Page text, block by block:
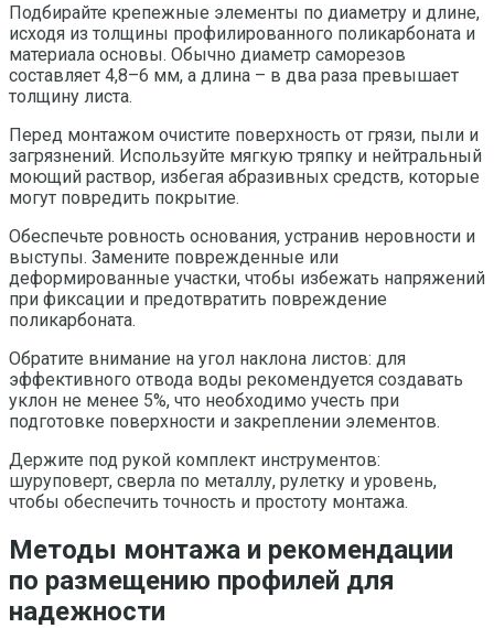
Подбирайте крепежные элементы по диаметру и длине,
исходя из толщины профилированного поликарбоната и
материала основы. Обычно диаметр саморезов
составляет 4,8–6 мм, а длина – в два раза превышает
толщину листа.
Перед монтажом очистите поверхность от грязи, пыли и
загрязнений. Используйте мягкую тряпку и нейтральный
моющий раствор, избегая абразивных средств, которые
могут повредить покрытие.
Обеспечьте ровность основания, устранив неровности и
выступы. Замените поврежденные или
деформированные участки, чтобы избежать напряжений
при фиксации и предотвратить повреждение
поликарбоната.
Обратите внимание на угол наклона листов: для
эффективного отвода воды рекомендуется создавать
уклон не менее 5%, что необходимо учесть при
подготовке поверхности и закреплении элементов.
Держите под рукой комплект инструментов:
шуруповерт, сверла по металлу, рулетку и уровень,
чтобы обеспечить точность и простоту монтажа.
Методы монтажа и рекомендации
по размещению профилей для
надежности